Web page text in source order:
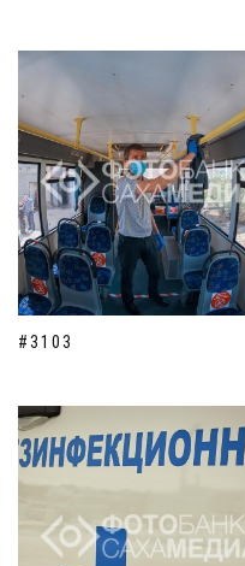
#3103